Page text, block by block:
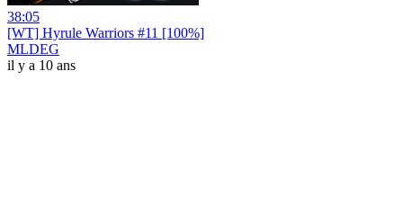
38:05
[WT] Hyrule Warriors #11 [100%]
MLDEG
il y a 10 ans